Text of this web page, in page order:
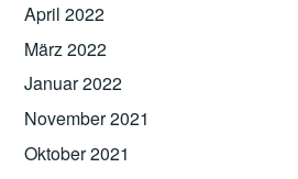
April 2022
März 2022
Januar 2022
November 2021
Oktober 2021